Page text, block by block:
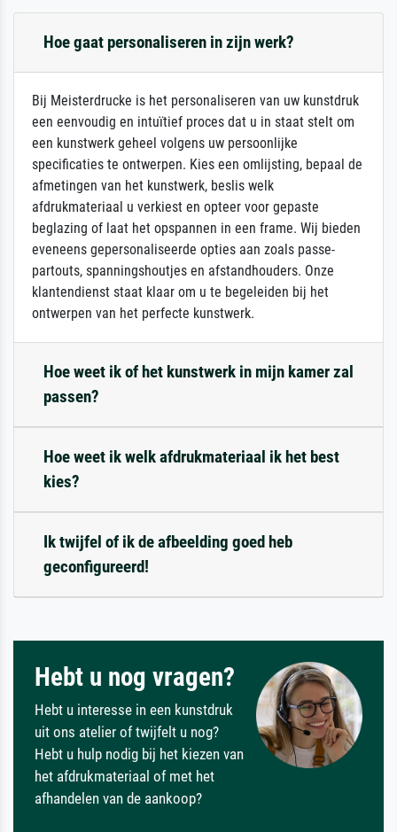
Hoe gaat personaliseren in zijn werk?
Bij Meisterdrucke is het personaliseren van uw kunstdruk
een eenvoudig en intuïtief proces dat u in staat stelt om
een kunstwerk geheel volgens uw persoonlijke
specificaties te ontwerpen. Kies een omlijsting, bepaal de
afmetingen van het kunstwerk, beslis welk
afdrukmateriaal u verkiest en opteer voor gepaste
beglazing of laat het opspannen in een frame. Wij bieden
eveneens gepersonaliseerde opties aan zoals passe-
partouts, spanningshoutjes en afstandhouders. Onze
klantendienst staat klaar om u te begeleiden bij het
ontwerpen van het perfecte kunstwerk.
Hoe weet ik of het kunstwerk in mijn kamer zal
passen?
Hoe weet ik welk afdrukmateriaal ik het best
kies?
Ik twijfel of ik de afbeelding goed heb
geconfigureerd!
Hebt u nog vragen?
Hebt u interesse in een kunstdruk
uit ons atelier of twijfelt u nog?
Hebt u hulp nodig bij het kiezen van
het afdrukmateriaal of met het
afhandelen van de aankoop?